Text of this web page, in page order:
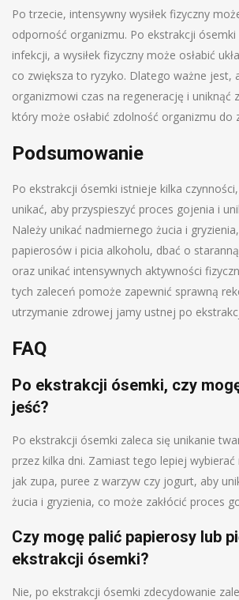
Po trzecie, intensywny wysiłek fizyczny
odporność organizmu. Po ekstrakcji
infekcji, a wysiłek fizyczny może osłabić
co zwiększa to ryzyko. Dlatego ważne jest,
organizmowi czas na regenerację i uniknąć
który może osłabić zdolność organizmu do
Podsumowanie
Po ekstrakcji ósemki istnieje kilka
unikać, aby przyspieszyć proces gojenia i
Należy unikać nadmiernego żucia i
papierosów i picia alkoholu, dbać o
oraz unikać intensywnych aktywności
tych zaleceń pomoże zapewnić sprawną
utrzymanie zdrowej jamy ustnej po
FAQ
Po ekstrakcji ósemki, czy
jeść?
Po ekstrakcji ósemki zaleca się unikanie
przez kilka dni. Zamiast tego lepiej
jak zupa, puree z warzyw czy jogurt, aby
żucia i gryzienia, co może zakłócić proces
Czy mogę palić papierosy lub
ekstrakcji ósemki?
Nie, po ekstrakcji ósemki zdecydowanie